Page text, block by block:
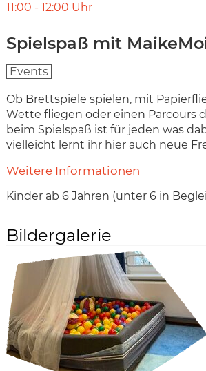
11:00 - 12:00 Uhr
Spielspaß mit
Events
Ob Brettspiele spielen, mit
Wette fliegen oder einen Parcours
beim Spielspaß ist für jeden was
vielleicht lernt ihr hier auch neue
Weitere Informationen
Kinder ab 6 Jahren (unter 6 in
Bildergalerie